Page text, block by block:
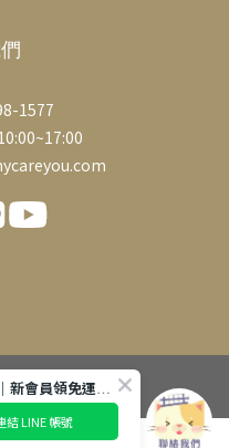
1577
註冊禮｜新會員領免運券 滿千免運費
結 LINE 帳號